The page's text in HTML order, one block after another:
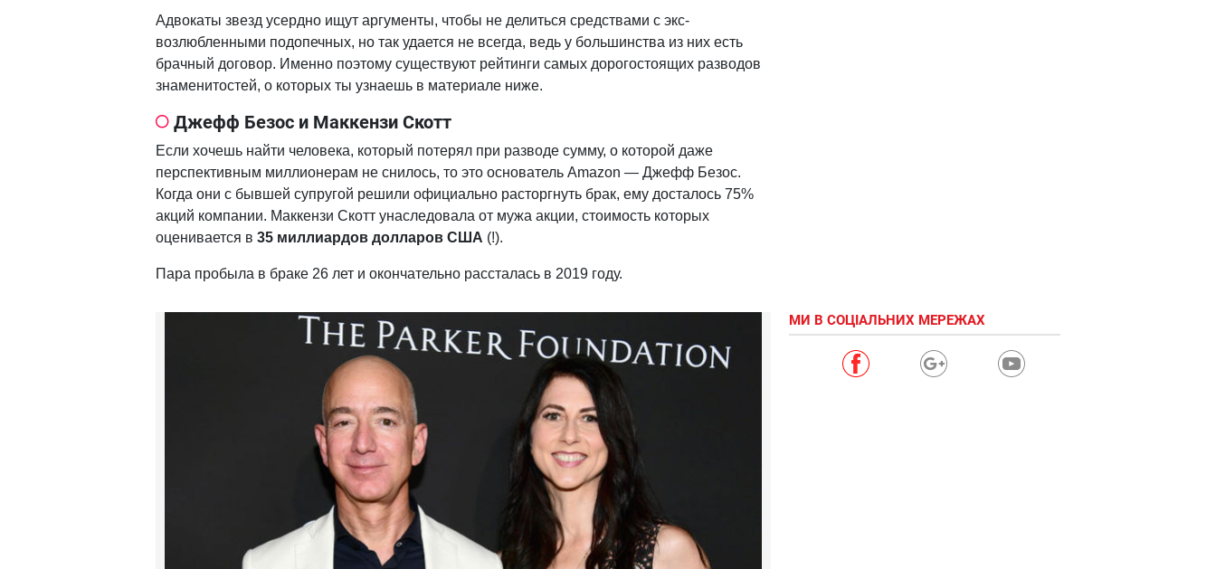
Адвокаты звезд усердно ищут аргументы, чтобы не делиться средствами с экс-
возлюбленными подопечных, но так удается не всегда, ведь у большинства из них есть
брачный договор. Именно поэтому существуют рейтинги самых дорогостоящих разводов
знаменитостей, о которых ты узнаешь в материале ниже.
Джефф Безос и Маккензи Скотт
Если хочешь найти человека, который потерял при разводе сумму, о которой даже
перспективным миллионерам не снилось, то это основатель Amazon — Джефф Безос.
Когда они с бывшей супругой решили официально расторгнуть брак, ему досталось 75%
акций компании. Маккензи Скотт унаследовала от мужа акции, стоимость которых
оценивается в 35 миллиардов долларов США (!).
Пара пробыла в браке 26 лет и окончательно рассталась в 2019 году.
МИ В СОЦІАЛЬНИХ МЕРЕЖАХ